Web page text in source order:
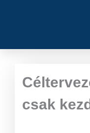
csak